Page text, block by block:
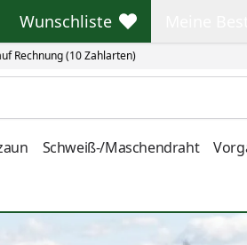
Rechnung (10 Zahlarten)
Wunschliste
Wunschliste
Schweiß-/Maschendraht